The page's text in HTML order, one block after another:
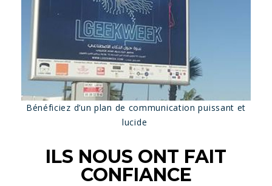
Bénéficiez d’un plan de communication puissant et
lucide
ILS NOUS ONT FAIT
CONFIANCE